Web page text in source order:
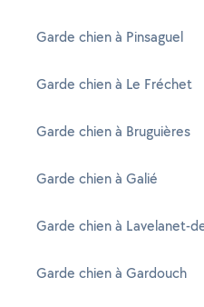
Garde chien à Pinsaguel
Garde chien à Le Fréchet
Garde chien à Bruguières
Garde chien à Galié
Garde chien à Lavelanet-
Garde chien à Gardouch